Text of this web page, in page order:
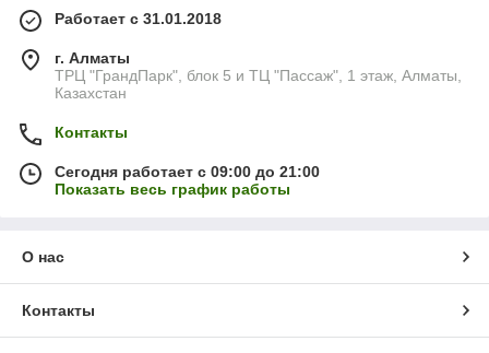
Работает с 31.01.2018
г. Алматы
ТРЦ "ГрандПарк", блок 5 и ТЦ "Пассаж", 1 этаж, Алматы,
Казахстан
Контакты
Сегодня работает с 09:00 до 21:00
Показать весь график работы
О нас
Контакты